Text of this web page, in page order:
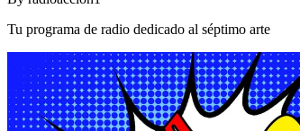
Tu programa de radio dedicado al séptimo arte